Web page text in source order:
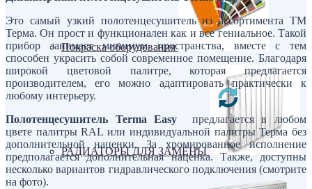
Покраска оборудования
РАДИАТОРЫ ДЛЯ ЗАМЕНЫ
Это самый узкий полотенцесушитель из ассортимента ТМ
Терма. Он прост и функционален как и все гениальное. Такой
прибор занимает минимум пространства, вместе с тем
способен украсить собой современное помещение. Благодаря
широкой цветовой палитре, которая предлагается
производителем, его можно адаптировать практически к
любому интерьеру.
Полотенцесушитель TermaEasy
предлагается в любом
цвете палитры RAL или индивидуальной палитры Терма без
дополнительной наценки. За хромированное исполнение
предполагается дополнительная наценка. Также, доступны
несколько вариантов гидравлического подключения (смотрите
на фото).